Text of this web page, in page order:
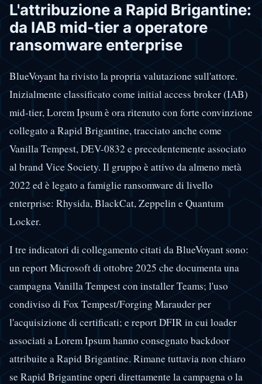
L'attribuzione a Rapid Brigantine:
da IAB mid-tier a operatore
ransomware enterprise
BlueVoyant ha rivisto la propria valutazione sull'attore.
Inizialmente classificato come initial access broker (IAB)
mid-tier, Lorem Ipsum è ora ritenuto con forte convinzione
collegato a Rapid Brigantine, tracciato anche come
Vanilla Tempest, DEV-0832 e precedentemente associato
al brand Vice Society. Il gruppo è attivo da almeno metà
2022 ed è legato a famiglie ransomware di livello
enterprise: Rhysida, BlackCat, Zeppelin e Quantum
Locker.
I tre indicatori di collegamento citati da BlueVoyant sono:
un report Microsoft di ottobre 2025 che documenta una
campagna Vanilla Tempest con installer Teams; l'uso
condiviso di Fox Tempest/Forging Marauder per
l'acquisizione di certificati; e report DFIR in cui loader
associati a Lorem Ipsum hanno consegnato backdoor
attribuite a Rapid Brigantine. Rimane tuttavia non chiaro
se Rapid Brigantine operi direttamente la campagna o la